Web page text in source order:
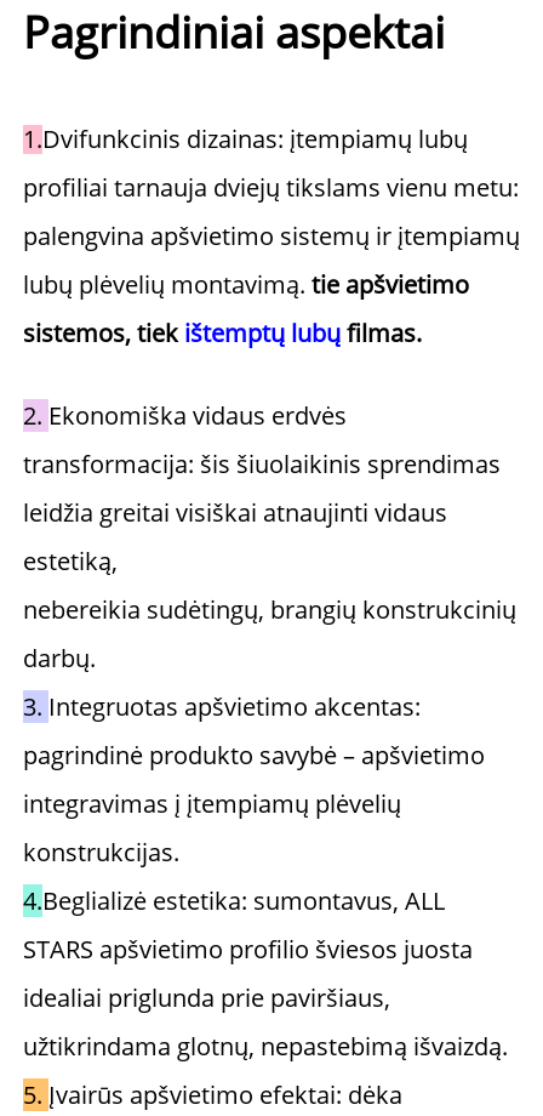
Pagrindiniai aspektai
1.Dvifunkcinis dizainas: įtempiamų lubų
profiliai tarnauja dviejų tikslams vienu metu:
palengvina apšvietimo sistemų ir įtempiamų
lubų plėvelių montavimą. tie apšvietimo
sistemos, tiek ištemptų lubų filmas.
2. Ekonomiška vidaus erdvės
transformacija: šis šiuolaikinis sprendimas
leidžia greitai visiškai atnaujinti vidaus
estetiką,
nebereikia sudėtingų, brangių konstrukcinių
darbų.
3. Integruotas apšvietimo akcentas:
pagrindinė produkto savybė – apšvietimo
integravimas į įtempiamų plėvelių
konstrukcijas.
4.Beglializė estetika: sumontavus, ALL
STARS apšvietimo profilio šviesos juosta
idealiai priglunda prie paviršiaus,
užtikrindama glotnų, nepastebimą išvaizdą.
5. Įvairūs apšvietimo efektai: dėka